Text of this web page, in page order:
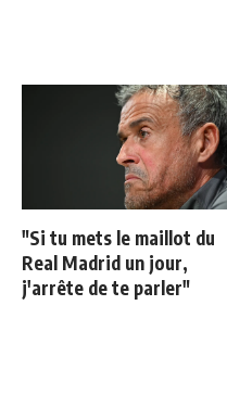
"Si tu mets le maillot du
Real Madrid un jour,
j'arrête de te parler"